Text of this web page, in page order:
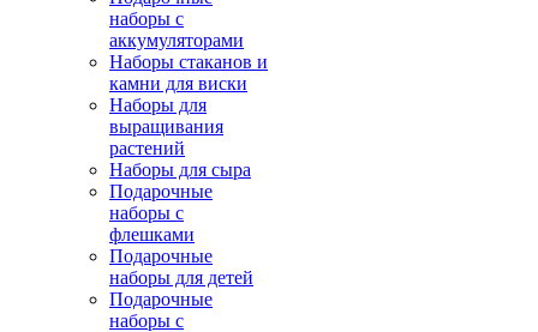
наборы с
аккумуляторами
Наборы стаканов и
камни для виски
Наборы для
выращивания
растений
Наборы для сыра
Подарочные
наборы с
флешками
Подарочные
наборы для детей
Подарочные
наборы с